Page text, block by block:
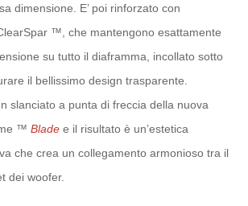
dimensione. E’ poi rinforzato con
™, che mantengono esattamente
su tutto il diaframma, incollato sotto
il bellissimo design trasparente.
slanciato a punta di freccia della nuova
™ Blade e il risultato è un’estetica
che crea un collegamento armonioso tra il
dei woofer.